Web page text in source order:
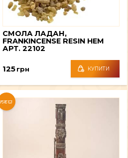
СМОЛА ЛАДАН,
FRANKINCENSE RESIN HEM
АРТ. 22102
125грн КУПИТИ
NEW